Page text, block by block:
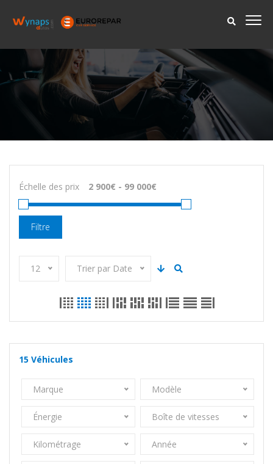
Échelle des prix
Filtre
12 Trier par Date
15 Véhicules
Marque Modèle
Énergie Boîte de vitesses
Kilométrage Année